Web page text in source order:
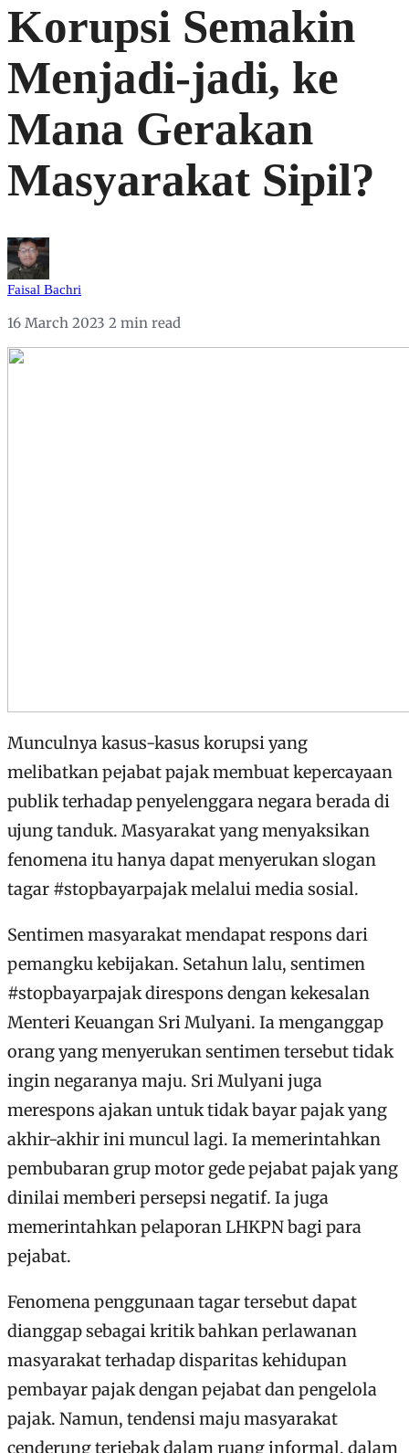
Korupsi Semakin
Menjadi-jadi, ke
Mana Gerakan
Masyarakat Sipil?
Faisal Bachri
16 March 2023 2 min read
Munculnya kasus-kasus korupsi yang
melibatkan pejabat pajak membuat kepercayaan
publik terhadap penyelenggara negara berada di
ujung tanduk. Masyarakat yang menyaksikan
fenomena itu hanya dapat menyerukan slogan
tagar #stopbayarpajak melalui media sosial.
Sentimen masyarakat mendapat respons dari
pemangku kebijakan. Setahun lalu, sentimen
#stopbayarpajak direspons dengan kekesalan
Menteri Keuangan Sri Mulyani. Ia menganggap
orang yang menyerukan sentimen tersebut tidak
ingin negaranya maju. Sri Mulyani juga
merespons ajakan untuk tidak bayar pajak yang
akhir-akhir ini muncul lagi. Ia memerintahkan
pembubaran grup motor gede pejabat pajak yang
dinilai memberi persepsi negatif. Ia juga
memerintahkan pelaporan LHKPN bagi para
pejabat.
Fenomena penggunaan tagar tersebut dapat
dianggap sebagai kritik bahkan perlawanan
masyarakat terhadap disparitas kehidupan
pembayar pajak dengan pejabat dan pengelola
pajak. Namun, tendensi maju masyarakat
cenderung terjebak dalam ruang informal, dalam